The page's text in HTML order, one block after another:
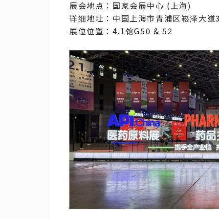
展会地点：国家会展中心 (上海)
详细地址：中国上海市青浦区崧泽大
展位位置：4.1馆G50 & 52